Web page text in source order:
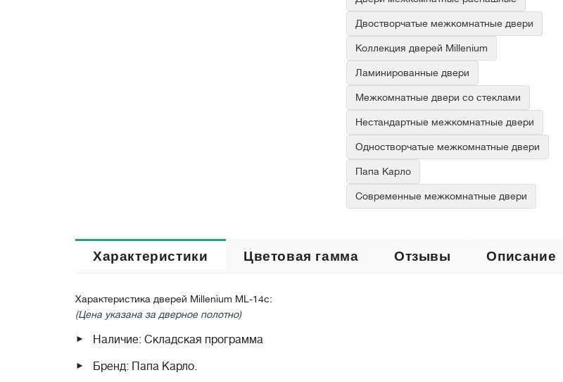
Двостворчатые межкомнатные двери
Коллекция дверей Millenium
Ламинированные двери
Межкомнатные двери со стеклами
Нестандартные межкомнатные двери
Одностворчатые межкомнатные двери
Папа Карло
Современные межкомнатные двери
Характеристики Цветовая гамма Отзывы Описание
Характеристика дверей Millenium ML-14c:
(Цена указана за дверное полотно)
Наличие: Складская программа
Бренд: Папа Карло.